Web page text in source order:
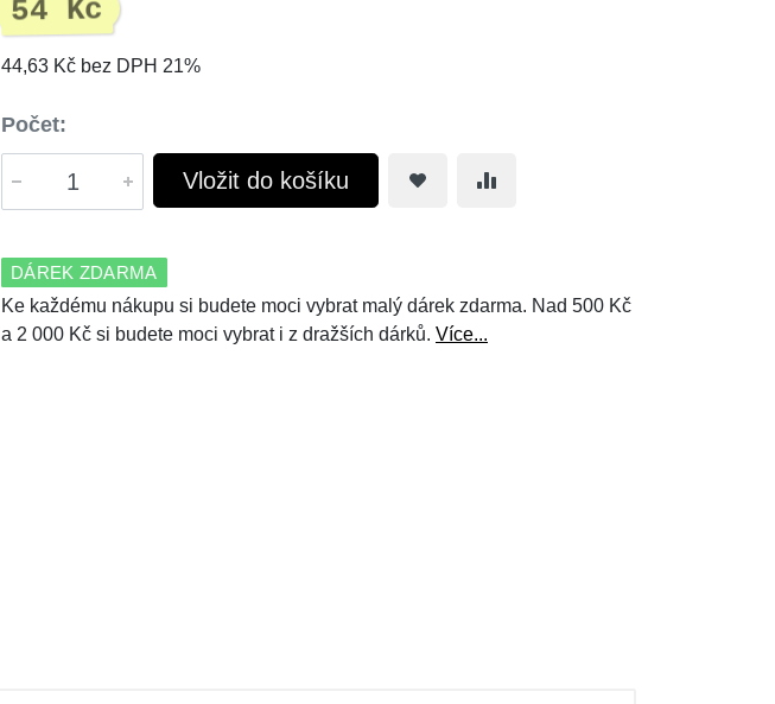
54 Kč
44,63 Kč bez DPH 21%
Počet:
Vložit do košíku
DÁREK ZDARMA
Ke každému nákupu si budete moci vybrat malý dárek zdarma. Nad 500 Kč
a 2 000 Kč si budete moci vybrat i z dražších dárků. Více...